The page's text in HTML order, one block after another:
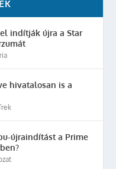
indítják újra a Star
hivatalosan is a
újraindítást a Prime